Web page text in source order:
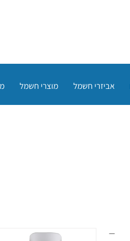
אביזרי חשמל מוצרי חשמל